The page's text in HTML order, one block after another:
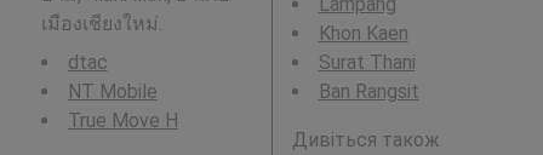
เมืองเชียงใหม่.
dtac
NT Mobile
True Move H
Khon Kaen
Surat Thani
Ban Rangsit
Дивіться також